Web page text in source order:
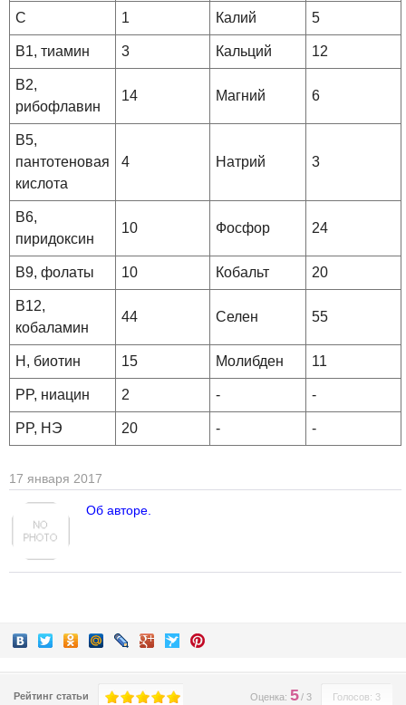
C 1 Калий 5
B1, тиамин 3 Кальций 12
B2,
рибофлавин
14 Магний 6
B5,
пантотеновая
кислота
4 Натрий 3
B6,
пиридоксин
10 Фосфор 24
B9, фолаты 10 Кобальт 20
B12,
кобаламин
44 Селен 55
H, биотин 15 Молибден 11
PP, ниацин 2 - -
PP, НЭ 20 - -
17 января 2017
Об авторе.
Рейтинг статьи Голосов: 3
Оценка: 5/ 3